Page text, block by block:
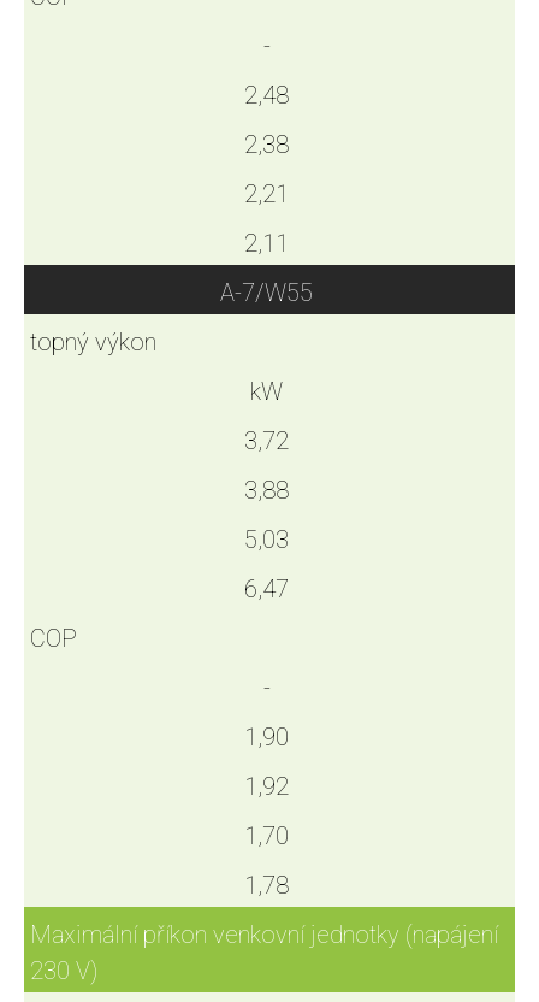
-
2,48
2,38
2,21
2,11
A-7/W55
topný výkon
kW
3,72
3,88
5,03
6,47
COP
-
1,90
1,92
1,70
1,78
Maximální příkon venkovní jednotky (napájení
230 V)